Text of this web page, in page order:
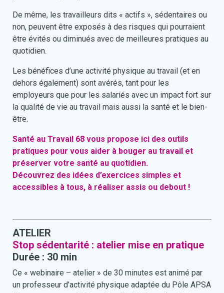
De même, les travailleurs dits « actifs », sédentaires ou
non, peuvent être exposés à des risques qui pourraient
être évités ou diminués avec de meilleures pratiques au
quotidien.
Les bénéfices d’une activité physique au travail (et en
dehors également) sont avérés, tant pour les
employeurs que pour les salariés avec un impact fort sur
la qualité de vie au travail mais aussi la santé et le bien-
être.
Santé au Travail 68 vous propose ici des outils
pratiques pour vous aider à bouger au travail et
préserver votre santé au quotidien.
Découvrez des idées d’exercices simples et
accessibles à tous, à réaliser assis ou debout !
ATELIER
Stop sédentarité : atelier mise en pratique
Durée : 30 min
Ce « webinaire – atelier » de 30 minutes est animé par
un professeur d’activité physique adaptée du Pôle APSA